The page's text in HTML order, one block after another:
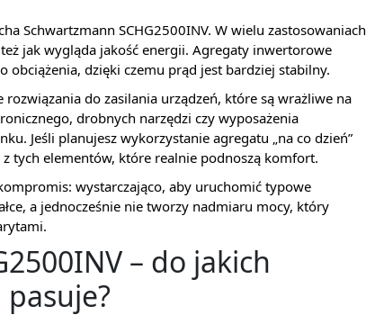
Schwartzmann SCHG2500INV. W wielu zastosowaniach
jak wygląda jakość energii. Agregaty inwertorowe
dzięki czemu prąd jest bardziej stabilny.
do zasilania urządzeń, które są wrażliwe na
drobnych narzędzi czy wyposażenia
Jeśli planujesz wykorzystanie agregatu „na co dzień”
tych elementów, które realnie podnoszą komfort.
wystarczająco, aby uruchomić typowe
a jednocześnie nie tworzy nadmiaru mocy, który
– do jakich